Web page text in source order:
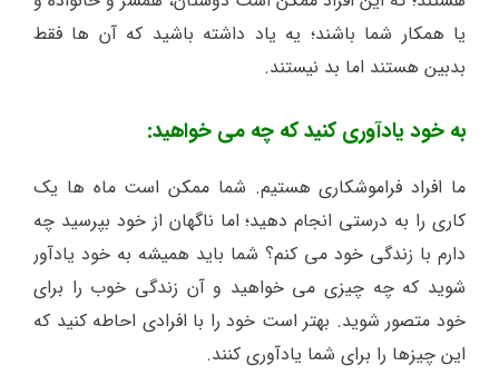
یا همکار شما باشند؛ یه یاد داشته باشید که آن ها فقط
بدبین هستند اما بد نیستند.
به خود یادآوری کنید که چه می خواهید:
ما افراد فراموشکاری هستیم. شما ممکن است ماه ها یک
کاری را به درستی انجام دهید؛ اما ناگهان از خود بپرسید چه
دارم با زندگی خود می کنم؟ شما باید همیشه به خود یادآور
شوید که چه چیزی می خواهید و آن زندگی خوب را برای
خود متصور شوید. بهتر است خود را با افرادی احاطه کنید که
این چیزها را برای شما یادآوری کنند.